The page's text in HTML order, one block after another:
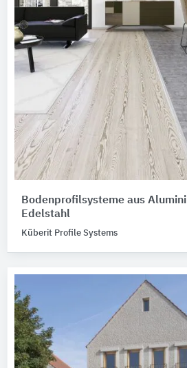
Bodenprofilsysteme aus
Edelstahl
Küberit Profile Systems